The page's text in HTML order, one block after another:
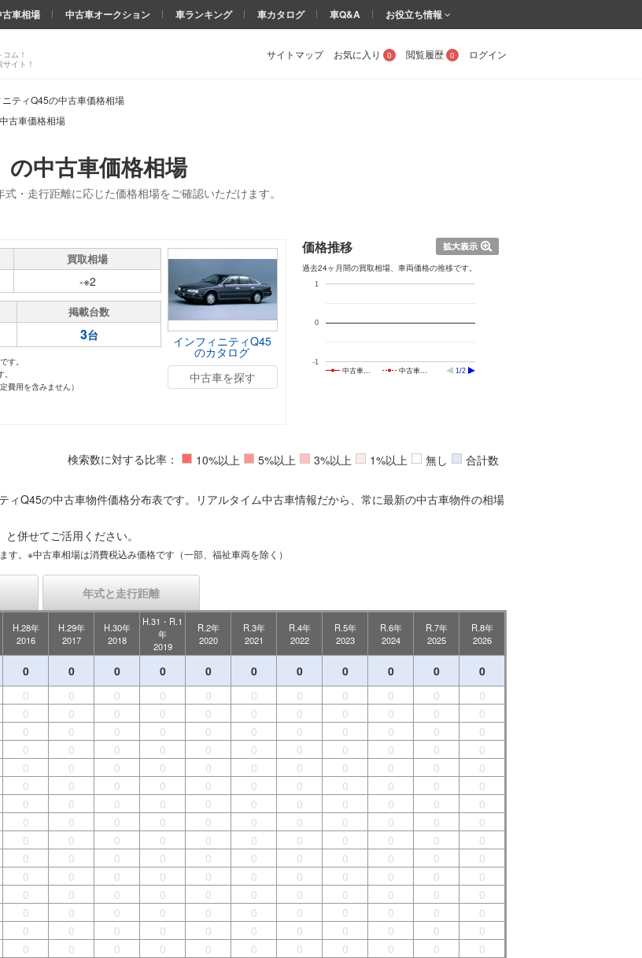
中古車価格相場
・走行距離に応じた価格相場をご確認いただけます。
ム！
イト！
サイトマップ お気に入り 0 閲覧履歴 0 ログイン
古車相場 中古車オークション 車ランキング 車カタログ 車Q&A お役立ち情報
ニティQ45の中古車価格相場
古車価格相場
買取相場
-※2
掲載台数
3台
す。
費用を含みません）
インフィニティQ45
のカタログ
中古車を探す
価格推移
過去24ヶ月間の買取相場、車両価格の推移です。
中古車… 中古車… 1/2
-1
0
1
ィQ45の中古車物件価格分布表です。リアルタイム中古車情報だから、常に最新の中古車物件の相場
併せてご活用ください。
。※中古車相場は消費税込み価格です（一部、福祉車両を除く）
検索数に対する比率： 10%以上 5%以上 3%以上 1%以上 無し 合計数
年式と走行距離
H.28年
2016
H.29年
2017
H.30年
2018
H.31・R.1
年
2019
R.2年
2020
R.3年
2021
R.4年
2022
R.5年
2023
R.6年
2024
R.7年
2025
R.8年
2026
0 0 0 0 0 0 0 0 0 0 0
0 0 0 0 0 0 0 0 0 0 0
0 0 0 0 0 0 0 0 0 0 0
0 0 0 0 0 0 0 0 0 0 0
0 0 0 0 0 0 0 0 0 0 0
0 0 0 0 0 0 0 0 0 0 0
0 0 0 0 0 0 0 0 0 0 0
0 0 0 0 0 0 0 0 0 0 0
0 0 0 0 0 0 0 0 0 0 0
0 0 0 0 0 0 0 0 0 0 0
0 0 0 0 0 0 0 0 0 0 0
0 0 0 0 0 0 0 0 0 0 0
0 0 0 0 0 0 0 0 0 0 0
0 0 0 0 0 0 0 0 0 0 0
0 0 0 0 0 0 0 0 0 0 0
0 0 0 0 0 0 0 0 0 0 0